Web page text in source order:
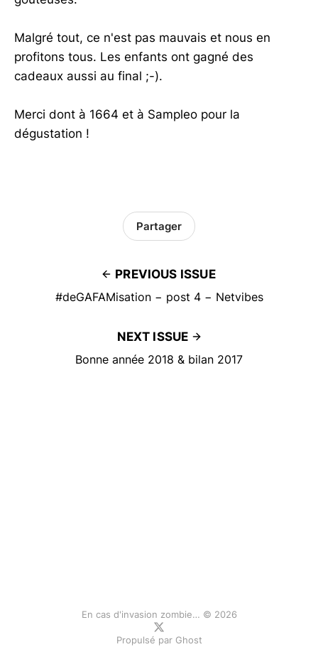
Malgré tout, ce n'est pas mauvais et nous en
profitons tous. Les enfants ont gagné des
cadeaux aussi au final ;-).
Merci dont à 1664 et à Sampleo pour la
dégustation !
PREVIOUS ISSUE
#deGAFAMisation − post 4 − Netvibes
Partager
NEXT ISSUE
Bonne année 2018 & bilan 2017
En cas d'invasion zombie… © 2026
Propulsé par Ghost